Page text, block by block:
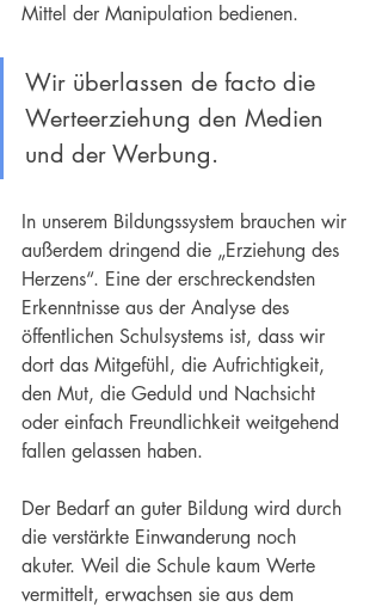
Mittel der Manipulation bedienen.
Wir überlassen de facto die
Werteerziehung den Medien
und der Werbung.
In unserem Bildungssystem brauchen wir
außerdem dringend die „Erziehung des
Herzens“. Eine der erschreckendsten
Erkenntnisse aus der Analyse des
öffentlichen Schulsystems ist, dass wir
dort das Mitgefühl, die Aufrichtigkeit,
den Mut, die Geduld und Nachsicht
oder einfach Freundlichkeit weitgehend
fallen gelassen haben.
Der Bedarf an guter Bildung wird durch
die verstärkte Einwanderung noch
akuter. Weil die Schule kaum Werte
vermittelt, erwachsen sie aus dem